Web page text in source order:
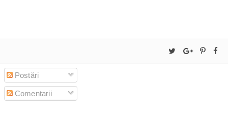
Postări
Comentarii